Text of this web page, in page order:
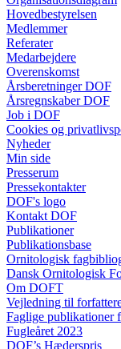
Hovedbestyrelsen
Medlemmer
Referater
Medarbejdere
Overenskomst
Årsberetninger DOF
Årsregnskaber DOF
Job i DOF
Cookies og
Nyheder
Min side
Presserum
Pressekontakter
DOF's logo
Kontakt DOF
Publikationer
Publikationsbase
Ornitologisk
Dansk Ornitologisk
Om DOFT
Vejledning til
Faglige publikationer
Fugleåret 2023
DOF’s Hæderspris